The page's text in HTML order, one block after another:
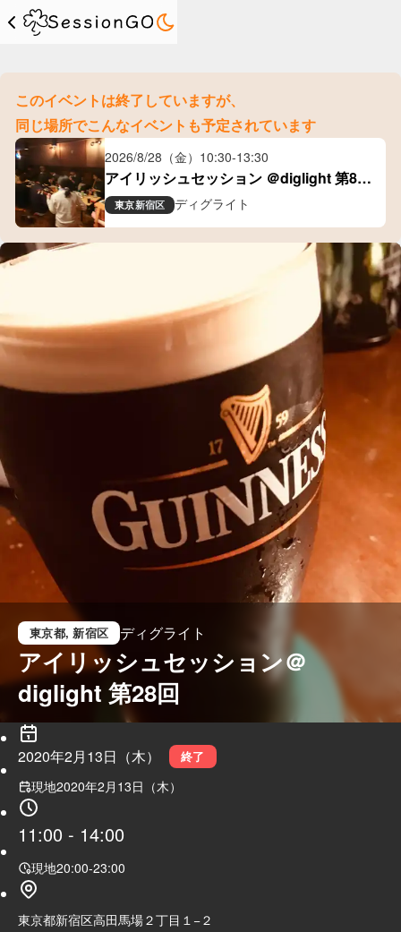
このイベントは終了していますが、
同じ場所でこんなイベントも予定されています
2026/8/28（金） 10:30-13:30
アイリッシュセッション ＠diglight 第80
回東京新宿区 ディグライト
東京都, 新宿区 ディグライト
アイリッシュセッション＠
diglight 第28回
2020年2月13日（木） 終了
現地2020年2月13日（木）
11:00 - 14:00
現地20:00-23:00
東京都新宿区高田馬場２丁目１−２